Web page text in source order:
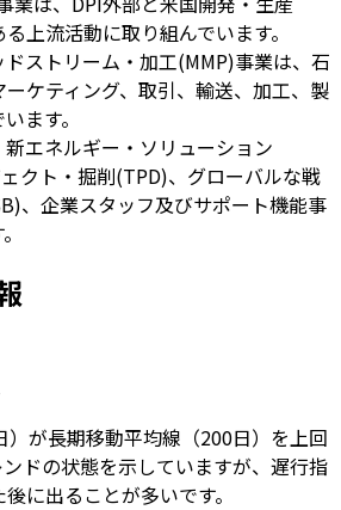
る上流活動に取り組んでいます。
ストリーム・加工(MMP)事業は、石
ケティング、取引、輸送、加工、製
います。
エネルギー・ソリューション
クト・掘削(TPD)、グローバルな戦
、企業スタッフ及びサポート機能事
）が長期移動平均線（200日）を上回
ドの状態を示していますが、遅行指
に出ることが多いです。